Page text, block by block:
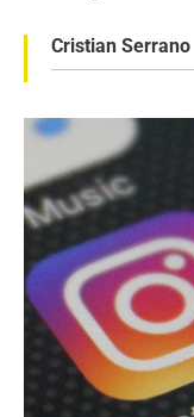
Cristian Serrano